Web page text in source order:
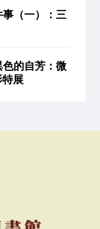
事（一）：三
的自芳：微
展